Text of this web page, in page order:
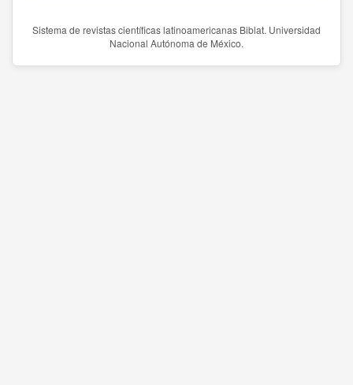
Sistema de revistas científicas latinoamericanas Biblat. Universidad
Nacional Autónoma de México.